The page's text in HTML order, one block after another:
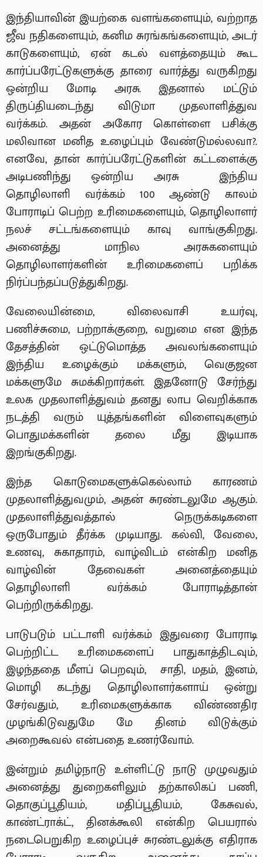
இந்தியாவின் இயற்கை வளங்களையும், வற்றாத
ஜீவ நதிகளையும், கனிம சுரங்கங்களையும், அடர்
காடுகளையும், ஏன் கடல் வளத்தையும் கூட
கார்ப்பரேட்டுகளுக்கு தாரை வார்த்து வருகிறது
ஒன்றிய மோடி அரசு. இதனால் மட்டும்
திருப்தியடைந்து விடுமா முதலாளித்துவ
வர்க்கம். அதன் அகோர கொள்ளை பசிக்கு
மலிவான மனித உழைப்பும் வேண்டுமல்லவா?.
எனவே, தான் கார்ப்பரேட்டுகளின் கட்டளைக்கு
அடிபணிந்து ஒன்றிய அரசு இந்திய
தொழிலாளி வர்க்கம் 100 ஆண்டு காலம்
போராடிப் பெற்ற உரிமைகளையும், தொழிலாளர்
நலச் சட்டங்களையும் காவு வாங்குகிறது.
அனைத்து மாநில அரசுகளையும்
தொழிலாளர்களின் உரிமைகளைப் பறிக்க
நிர்ப்பந்தப்படுத்துகிறது.
வேலையின்மை, விலைவாசி உயர்வு,
பணிச்சுமை, பற்றாக்குறை, வறுமை என இந்த
தேசத்தின் ஒட்டுமொத்த அவலங்களையும்
இந்திய உழைக்கும் மக்களும், வெகுஜன
மக்களுமே சுமக்கிறார்கள். இதனோடு சேர்ந்து
உலக முதலாளித்துவம் தனது லாப வெறிக்காக
நடத்தி வரும் யுத்தங்களின் விளைவுகளும்
பொதுமக்களின் தலை மீது இடியாக
இறங்குகிறது.
இந்த கொடுமைகளுக்கெல்லாம் காரணம்
முதலாளித்துவமும், அதன் சுரண்டலுமே ஆகும்.
முதலாளித்துவத்தால் நெருக்கடிகளை
ஒருபோதும் தீர்க்க முடியாது. கல்வி, வேலை,
உணவு, சுகாதாரம், வாழ்விடம் என்கிற மனித
வாழ்வின் தேவைகள் அனைத்தையும்
தொழிலாளி வர்க்கம் போராடித்தான்
பெற்றிருக்கிறது.
பாடுபடும் பட்டாளி வர்க்கம் இதுவரை போராடி
பெற்றிட்ட உரிமைகளைப் பாதுகாத்திடவும்,
இழந்ததை மீளப் பெறவும், சாதி, மதம், இனம்,
மொழி கடந்து தொழிலாளர்களாய் ஒன்று
சேர்வதும், உரிமைகளுக்காக விண்ணதிர
முழங்கிடுவதுமே மே தினம் விடுக்கும்
அறைகூவல் என்பதை உணர்வோம்.
இன்றும் தமிழ்நாடு உள்ளிட்டு நாடு முழுவதும்
அனைத்து துறைகளிலும் தற்காலிகப் பணி,
தொகுப்பூதியம், மதிப்பூதியம், கேசுவல்,
காண்ட்ராக்ட், தினக்கூலி என்கிற பெயரால்
நடைபெறுகிற உழைப்புச் சுரண்டலுக்கு எதிராக